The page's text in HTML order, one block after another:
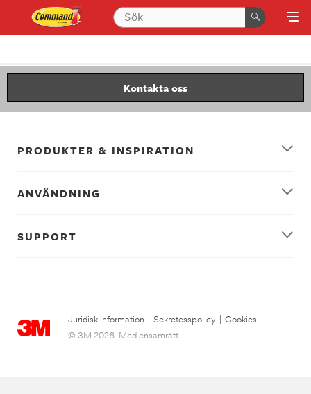
Kontakta oss
PRODUKTER & INSPIRATION
ANVÄNDNING
SUPPORT
Juridisk information Sekretesspolicy
Cookies
© 3M 2026. Med ensamrätt.